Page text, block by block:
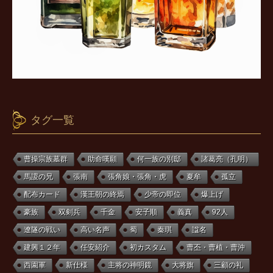
タグ一覧
曹操宗族墓群 助命嘆願 何一族の別邸 諸葛亮（孔明）
馬謖の兄 張南 張角娘・張角・虎 夏牟 孤立
配布カード 漢王朝の終焉 少帝の即位 爆上げ
豪族 双剣兵 千金 安子順 義真 92人
遼隧の戦い 高い名声 蜀 秦琪 諡名
建興１２年 任安紹介 初カスタム 曹丕・曹植・曹沖
西園軍 新仕様 主将の神明鏡 大将旗 三顧の礼